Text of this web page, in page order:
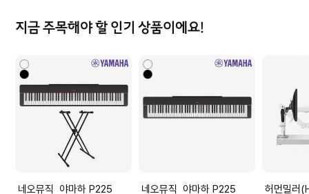
지금 주목해야 할 인기 상품이에요!
네오뮤직 야마하 P225
네오뮤직 야마하 P225
허먼밀러